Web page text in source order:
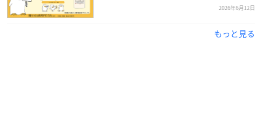
2026年6月12日
もっと見る